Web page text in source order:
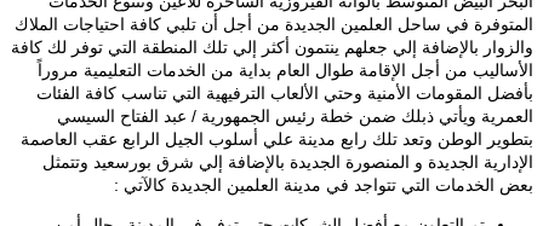
المتوفرة في ساحل العلمين الجديدة من أجل أن تلبي كافة احتياجات الملاك
والزوار بالإضافة إلي جعلهم ينتمون أكثر إلي تلك المنطقة التي توفر لك كافة
الأساليب من أجل الإقامة طوال العام بداية من الخدمات التعليمية مروراً
بأفضل المقومات الأمنية وحتي الألعاب الترفيهية التي تناسب كافة الفئات
العمرية ويأتي ذبلك ضمن خطة رئيس الجمهورية / عبد الفتاح السيسي
بتطوير الوطن وتعد تلك رابع مدينة علي أسلوب الجيل الرابع عقب العاصمة
الإدارية الجديدة و المنصورة الجديدة بالإضافة إلي شرق بورسعيد وتتمثل
بعض الخدمات التي تتواجد في مدينة العلمين الجديدة كالآتي :